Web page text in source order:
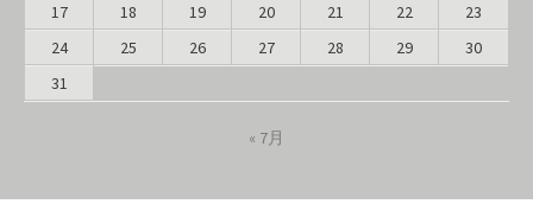
17
18 19 20 21 22
23
24
25 26 27 28 29
30
31
« 7月